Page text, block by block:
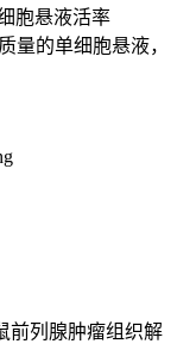
胞悬液活率
量的单细胞悬液，
列腺肿瘤组织解